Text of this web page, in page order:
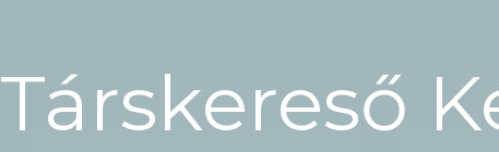
Társkereső